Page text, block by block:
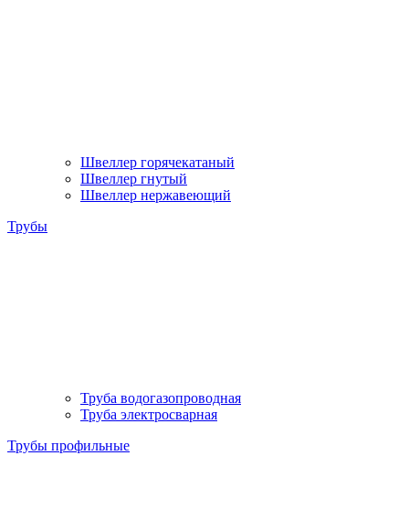
Швеллер горячекатаный
Швеллер гнутый
Швеллер нержавеющий
Трубы
Труба водогазопроводная
Труба электросварная
Трубы профильные